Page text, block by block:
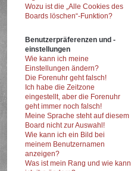
Wozu ist die „Alle Cookies des
Boards löschen“-Funktion?
Benutzerpräferenzen und -
einstellungen
Wie kann ich meine
Einstellungen ändern?
Die Forenuhr geht falsch!
Ich habe die Zeitzone
eingestellt, aber die Forenuhr
geht immer noch falsch!
Meine Sprache steht auf diesem
Board nicht zur Auswahl!
Wie kann ich ein Bild bei
meinem Benutzernamen
anzeigen?
Was ist mein Rang und wie kann